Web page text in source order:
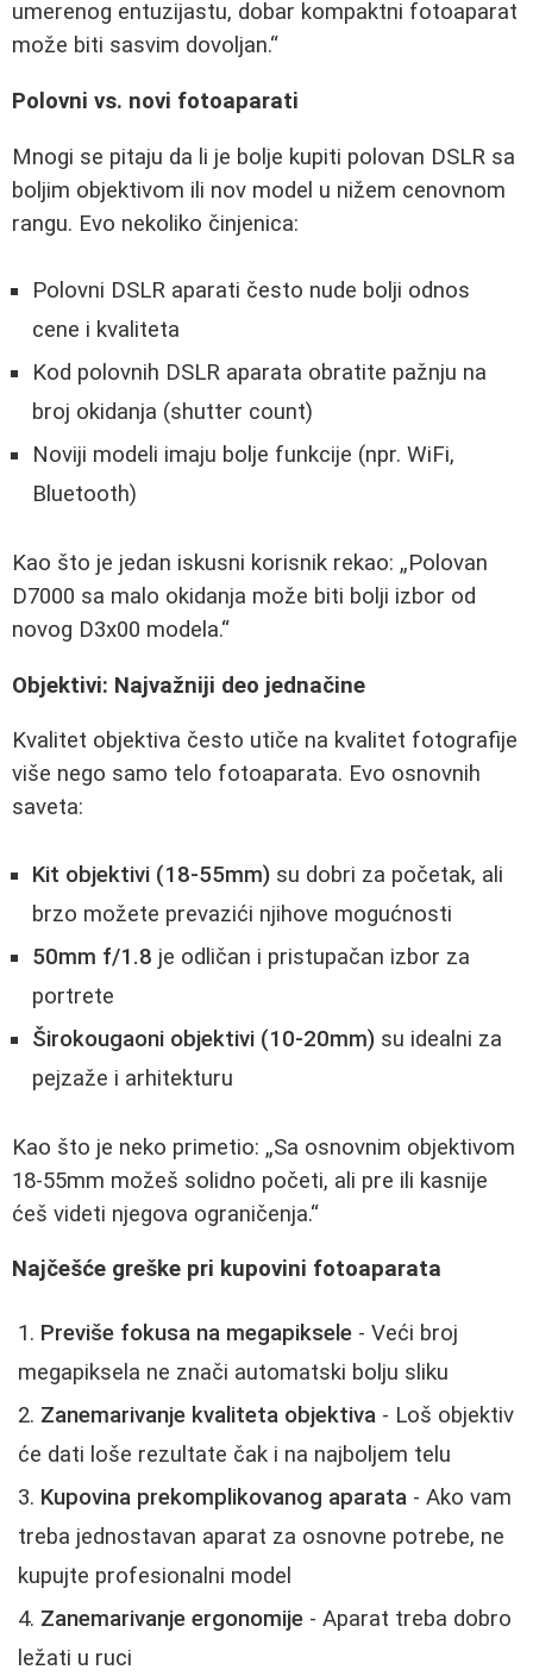
umerenog entuzijastu, dobar kompaktni fotoaparat
može biti sasvim dovoljan.
Polovni vs. novi fotoaparati
Mnogi se pitaju da li je bolje kupiti polovan DSLR sa
boljim objektivom ili nov model u nižem cenovnom
rangu. Evo nekoliko činjenica:
Polovni DSLR aparati često nude bolji odnos
cene i kvaliteta
Kod polovnih DSLR aparata obratite pažnju na
broj okidanja (shutter count)
Noviji modeli imaju bolje funkcije (npr. WiFi,
Bluetooth)
Kao što je jedan iskusni korisnik rekao:
Polovan
D7000 sa malo okidanja može biti bolji izbor od
novog D3x00 modela.
Objektivi: Najvažniji deo jednačine
Kvalitet objektiva često utiče na kvalitet fotografije
više nego samo telo fotoaparata. Evo osnovnih
saveta:
Kit objektivi (18-55mm) su dobri za početak, ali
brzo možete prevazići njihove mogućnosti
50mm f/1.8 je odličan i pristupačan izbor za
portrete
Širokougaoni objektivi (10-20mm) su idealni za
pejzaže i arhitekturu
Kao što je neko primetio:
Sa osnovnim objektivom
18-55mm možeš solidno početi, ali pre ili kasnije
ćeš videti njegova ograničenja.
Najčešće greške pri kupovini fotoaparata
Previše fokusa na megapiksele - Veći broj
megapiksela ne znači automatski bolju sliku
Zanemarivanje kvaliteta objektiva - Loš objektiv
će dati loše rezultate čak i na najboljem telu
Kupovina prekomplikovanog aparata - Ako vam
treba jednostavan aparat za osnovne potrebe, ne
kupujte profesionalni model
Zanemarivanje ergonomije - Aparat treba dobro
ležati u ruci